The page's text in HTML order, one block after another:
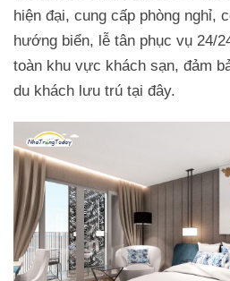
hiện đại, cung cấp phòng nghỉ,
hướng biển, lễ tân phục vụ 24/
toàn khu vực khách sạn, đảm
du khách lưu trú tại đây.